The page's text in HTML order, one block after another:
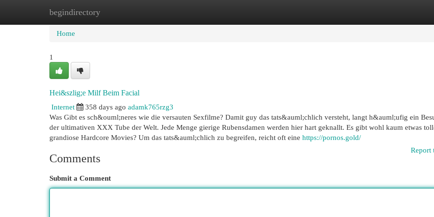
begindirectory
Home New Site Listings
Home
1
Hei&szlig;e Milf Beim Facial
Internet
358 days ago adamk765rzg3
Was Gibt es sch&ouml;neres wie die versauten Sexfilme? Damit guy das tats&auml;chlich versteht, langt h&auml;ufig ein
der ultimativen XXX Tube der Welt. Jede Menge gierige Rubensdamen werden hier hart geknallt. Es gibt wohl kaum etwas
grandiose Hardcore Movies? Um das tats&auml;chlich zu begreifen, reicht oft eine https://pornos.gold/
Report
Comments
Submit a Comment